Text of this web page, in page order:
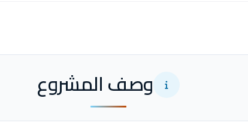
وصف المشروع